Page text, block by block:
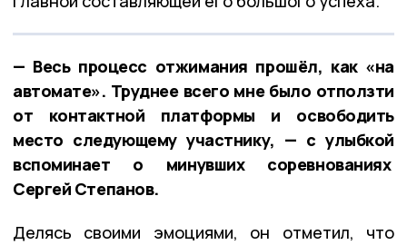
— Весь процесс отжимания прошёл, как «на
автомате». Труднее всего мне было отползти
от контактной платформы и освободить
место следующему участнику, — с улыбкой
вспоминает о минувших соревнованиях
Сергей Степанов.
Делясь своими эмоциями, он отметил, что